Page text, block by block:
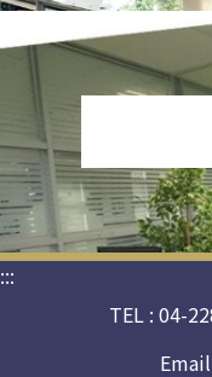
:::
TEL : 04-